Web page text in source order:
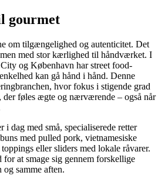
gourmet
om tilgængelighed og autenticitet. Det
med stor kærlighed til håndværket. I
og København har street food-
kan gå hånd i hånd. Denne
hvor fokus i stigende grad
der føles ægte og nærværende – også når
i dag med små, specialiserede retter
med pulled pork, vietnamesiske
eller sliders med lokale råvarer.
at smage sig gennem forskellige
samme aften.